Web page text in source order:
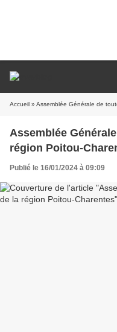
Accueil » Assemblée Générale de
Assemblée
région Poitou-
Publié le 16/01/2024 à 09:09